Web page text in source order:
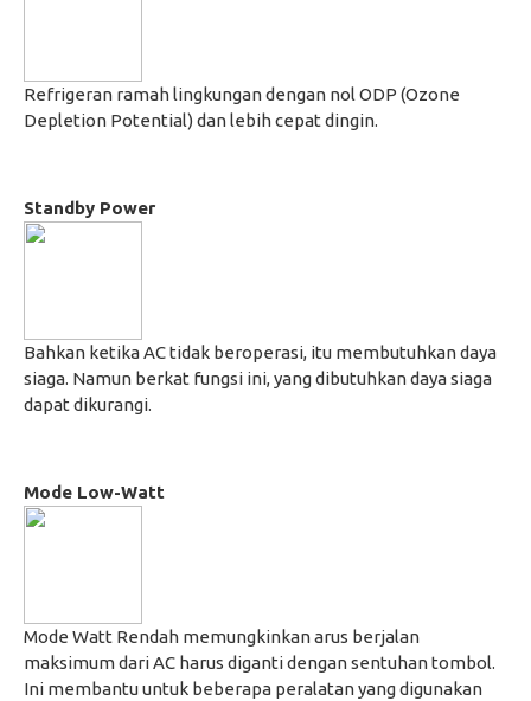
Refrigeran ramah lingkungan dengan nol ODP (Ozone
Depletion Potential) dan lebih cepat dingin.
Standby Power
Bahkan ketika AC tidak beroperasi, itu membutuhkan daya
siaga. Namun berkat fungsi ini, yang dibutuhkan daya siaga
dapat dikurangi.
Mode Low-Watt
Mode Watt Rendah memungkinkan arus berjalan
maksimum dari AC harus diganti dengan sentuhan tombol.
Ini membantu untuk beberapa peralatan yang digunakan